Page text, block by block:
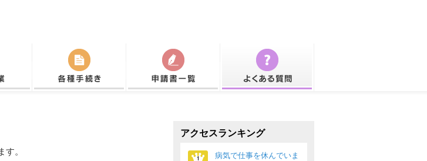
。
アクセスランキング
病気で仕事を休んでいま